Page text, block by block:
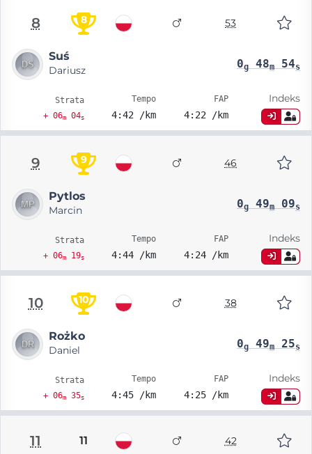
8 8 53
Suś
Dariusz 0g48m54s
Strata
+ 06m04s
Tempo
4:42 /km
FAP
4:22 /km
Indeks
9 9 46
Pytlos
Marcin 0g49m09s
Strata
+ 06m19s
Tempo
4:44 /km
FAP
4:24 /km
Indeks
10 10 38
Rożko
Daniel 0g49m25s
Strata
+ 06m35s
Tempo
4:45 /km
FAP
4:25 /km
Indeks
11 11 42